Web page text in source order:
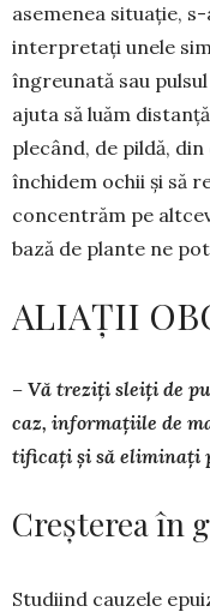
asemenea situație,
interpretați unele
îngreunată sau
ajuta să luăm
plecând, de pildă,
închidem ochii și să
concentrăm pe
bază de plante ne
ALIAȚII
– Vă treziți sleiți de
caz, informațiile de
tificați și să eli­minați
Creșterea în
Studiind cauzele